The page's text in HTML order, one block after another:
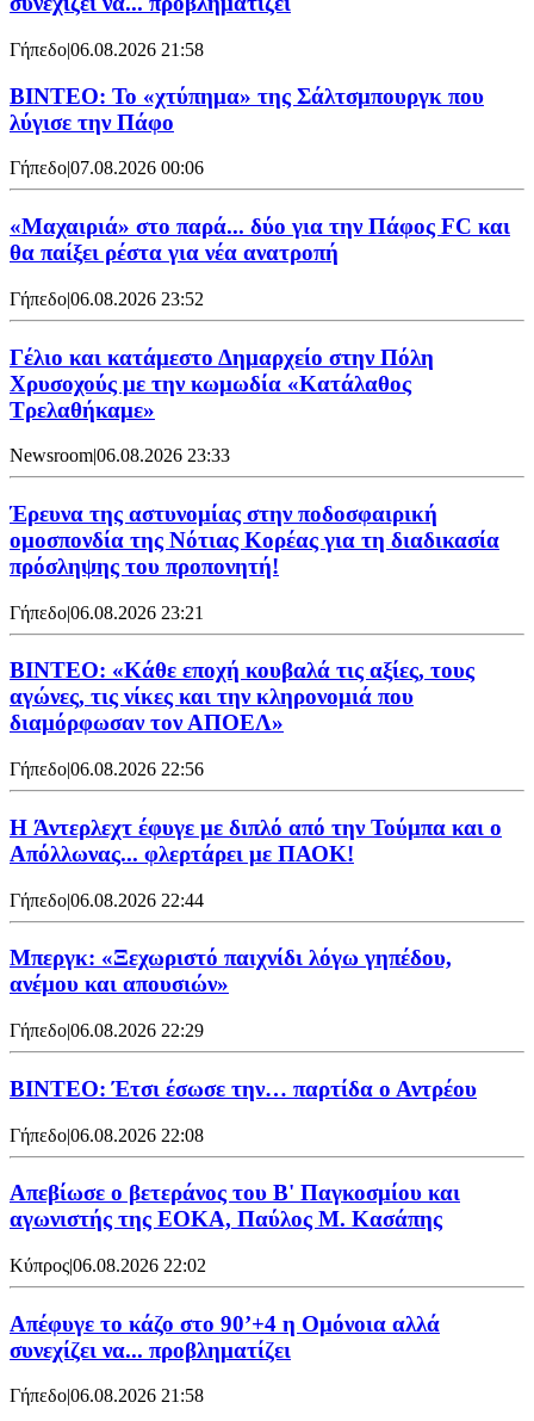
Γήπεδο|06.08.2026 21:58
ΒΙΝΤΕΟ: Το «χτύπημα» της Σάλτσμπουργκ που
λύγισε την Πάφο
Γήπεδο|07.08.2026 00:06
«Μαχαιριά» στο παρά... δύο για την Πάφος FC και
θα παίξει ρέστα για νέα ανατροπή
Γήπεδο|06.08.2026 23:52
Γέλιο και κατάμεστο Δημαρχείο στην Πόλη
Χρυσοχούς με την κωμωδία «Κατάλαθος
Τρελαθήκαμε»
Newsroom|06.08.2026 23:33
Έρευνα της αστυνομίας στην ποδοσφαιρική
ομοσπονδία της Νότιας Κορέας για τη διαδικασία
πρόσληψης του προπονητή!
Γήπεδο|06.08.2026 23:21
ΒΙΝΤΕΟ: «Κάθε εποχή κουβαλά τις αξίες, τους
αγώνες, τις νίκες και την κληρονομιά που
διαμόρφωσαν τον ΑΠΟΕΛ»
Γήπεδο|06.08.2026 22:56
H Άντερλεχτ έφυγε με διπλό από την Τούμπα και ο
Απόλλωνας... φλερτάρει με ΠΑΟΚ!
Γήπεδο|06.08.2026 22:44
Μπεργκ: «Ξεχωριστό παιχνίδι λόγω γηπέδου,
ανέμου και απουσιών»
Γήπεδο|06.08.2026 22:29
ΒΙΝΤΕΟ: Έτσι έσωσε την… παρτίδα ο Αντρέου
Γήπεδο|06.08.2026 22:08
Απεβίωσε ο βετεράνος του Β' Παγκοσμίου και
αγωνιστής της ΕΟΚΑ, Παύλος Μ. Κασάπης
Κύπρος|06.08.2026 22:02
Απέφυγε το κάζο στο 90’+4 η Ομόνοια αλλά
συνεχίζει να... προβληματίζει
Γήπεδο|06.08.2026 21:58